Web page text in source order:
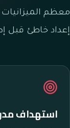
معظم
إعداد خاطئ قبل
استهداف